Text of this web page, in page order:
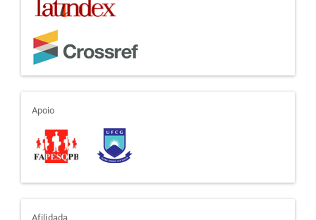
apoio
Apoio
Afilidada